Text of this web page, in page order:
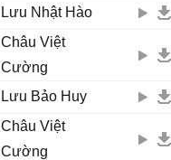
Lưu Nhật Hào
Châu Việt
Cường
Lưu Bảo Huy
Châu Việt
Cường